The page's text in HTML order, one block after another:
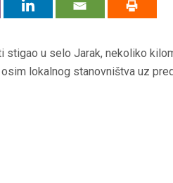
stigao u selo Jarak, nekoliko
lokalnog stanovništva uz